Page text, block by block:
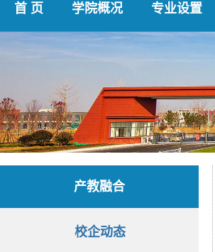
首 页 学院概况 专业设置
产教融合
校企动态